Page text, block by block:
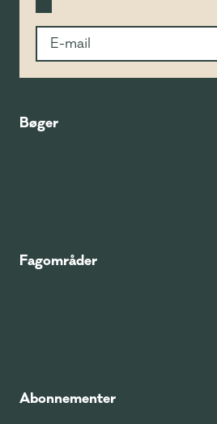
Bøger
Fagområder
Abonnementer